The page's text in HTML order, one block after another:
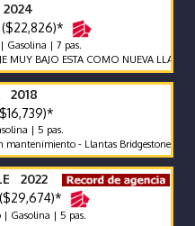
($22,826)*
| 7 pas.
BAJO ESTA COMO NUEVA LLAME Y
2018
| 5 pas.
- Llantas Bridgestone como
2022
($29,674)*
Gasolina | 5 pas.